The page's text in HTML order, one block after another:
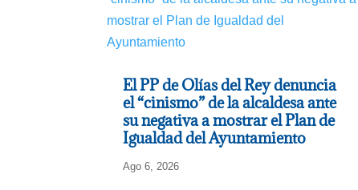
El PP de Olías del Rey denuncia
el “cinismo” de la alcaldesa ante
su negativa a mostrar el Plan de
Igualdad del Ayuntamiento
Ago 6, 2026